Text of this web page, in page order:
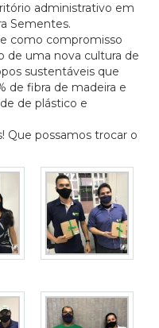
administrativo em
Sementes.
como compromisso
de uma nova cultura de
sustentáveis que
de fibra de madeira e
de plástico e
Que possamos trocar o